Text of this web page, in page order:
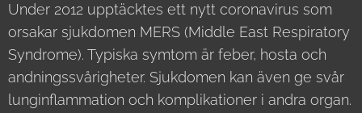
Under 2012 upptäcktes ett nytt coronavirus som
orsakar sjukdomen MERS (Middle East Respiratory
Syndrome). Typiska symtom är feber, hosta och
andningssvårigheter. Sjukdomen kan även ge svår
lunginflammation och komplikationer i andra organ.